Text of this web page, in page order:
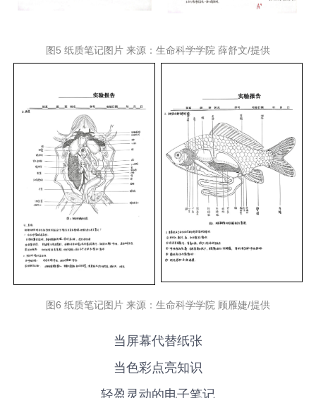
图5 纸质笔记图片 来源：生命科学学院 薛舒文/提供
图6 纸质笔记图片 来源：生命科学学院 顾雁婕/提供
当屏幕代替纸张
当色彩点亮知识
轻盈灵动的电子笔记